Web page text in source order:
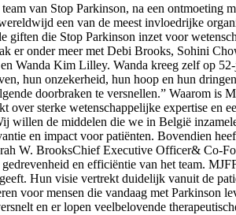
van Stop Parkinson, na een
een van de meest invloedrijke
giften die Stop Parkinson inzet voor
er onder meer met Debi Brooks, Sohini
Wanda Kim Lilley. Wanda kreeg zelf op
hun onzekerheid, hun hoop en hun
doorbraken te versnellen.” Waarom
over sterke wetenschappelijke expertise
willen de middelen die we in België
en impact voor patiënten. Bovendien
W. BrooksChief Executive Officer&
en efficiëntie van het team.
Hun visie vertrekt duidelijk vanuit de
voor mensen die vandaag met
en er lopen veelbelovende